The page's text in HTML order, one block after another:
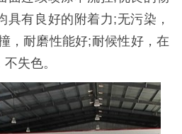
具有良好的附着力;无污染，
，耐磨性能好;耐候性好，在
失色。